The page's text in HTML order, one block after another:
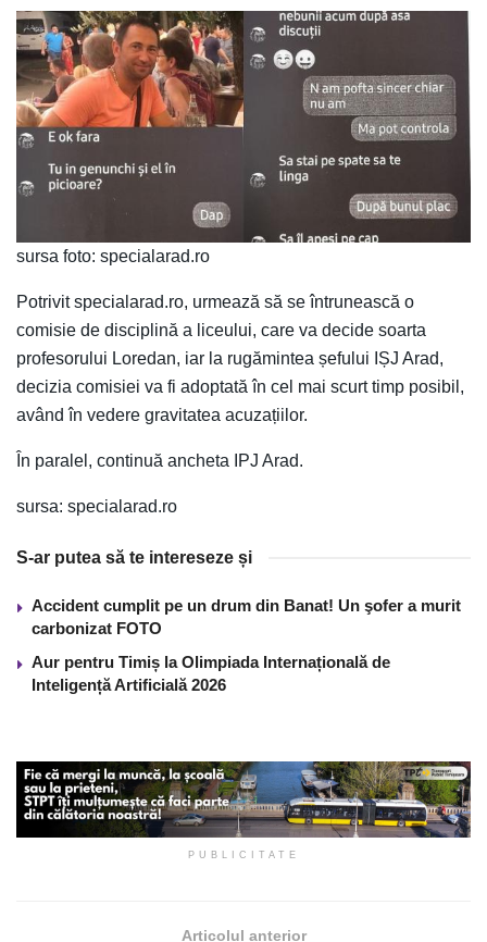
sursa foto: specialarad.ro
Potrivit specialarad.ro, urmează să se întrunească o
comisie de disciplină a liceului, care va decide soarta
profesorului Loredan, iar la rugămintea șefului IȘJ Arad,
decizia comisiei va fi adoptată în cel mai scurt timp posibil,
având în vedere gravitatea acuzațiilor.
În paralel, continuă ancheta IPJ Arad.
sursa: specialarad.ro
S-ar putea să te intereseze și
Accident cumplit pe un drum din Banat! Un şofer a murit
carbonizat FOTO
Aur pentru Timiș la Olimpiada Internațională de
Inteligență Artificială 2026
PUBLICITATE
Articolul anterior